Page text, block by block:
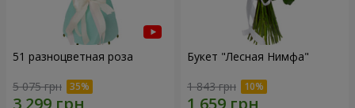
51 разноцветная роза
5 075 грн
Букет "Лесная Нимфа"
1 843 грн